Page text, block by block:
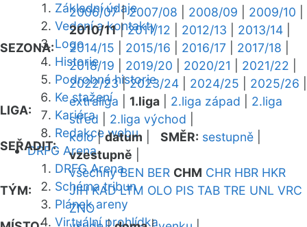
Základní údaje
Vedení a kontakty
Logo
Historie
Podrobná historie
Ke stažení
Kariéra
Redakce webu
DRFG Arena
DRFG Arena
Schéma tribun
Plánek areny
Virtuální prohlídka
SEZONA:
2006/07|2007/08 2008/09 2009/10
2010/11|2011/12 2012/13 2013/14
2014/15
2015/16 2016/17 2017/18
2018/19
2019/20 2020/21 2021/22
2022/23|2023/24 2024/25 2025/26
LIGA:
extraliga 1.liga 2.liga západ
2.liga
střed
2.liga východ
SEŘADIT:
kolo|datum SMĚR: sestupně
vzestupně
TÝM:
všechny BEN BER CHM CHR HBR HKR
JIH KAD LTM OLO PIS TAB TRE UNL VRC
ZNO